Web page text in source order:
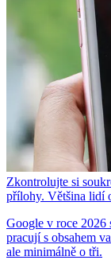
Zkontrolujte si
přílohy. Většina lidí
Google v roce
pracují s obsahem
ale minimálně o tři.